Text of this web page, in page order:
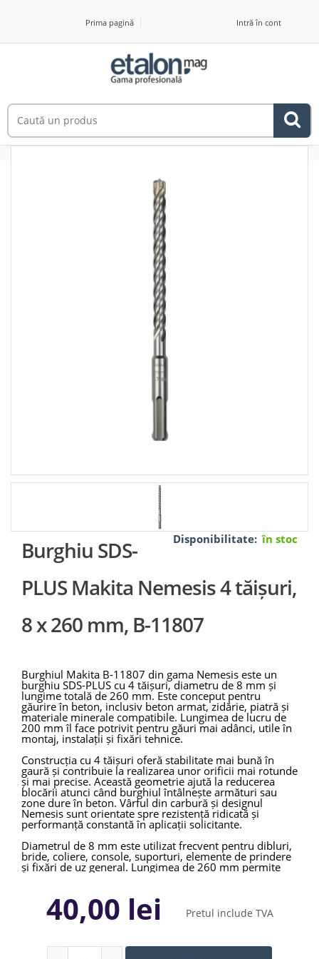
Prima pagină Intră în cont
Disponibilitate: în stoc
Burghiu SDS-
PLUS Makita Nemesis 4 tăișuri,
8 x 260 mm, B-11807
Burghiul Makita B-11807 din gama Nemesis este un
burghiu SDS-PLUS cu 4 tăișuri, diametru de 8 mm și
lungime totală de 260 mm. Este conceput pentru
găurire în beton, inclusiv beton armat, zidărie, piatră și
materiale minerale compatibile. Lungimea de lucru de
200 mm îl face potrivit pentru găuri mai adânci, utile în
montaj, instalații și fixări tehnice.
Construcția cu 4 tăișuri oferă stabilitate mai bună în
gaură și contribuie la realizarea unor orificii mai rotunde
și mai precise. Această geometrie ajută la reducerea
blocării atunci când burghiul întâlnește armături sau
zone dure în beton. Vârful din carbură și designul
Nemesis sunt orientate spre rezistență ridicată și
performanță constantă în aplicații solicitante.
Diametrul de 8 mm este utilizat frecvent pentru dibluri,
bride, coliere, console, suporturi, elemente de prindere
și fixări de uz general. Lungimea de 260 mm permite
burghiului ajută la evacuarea prafului și la menținerea
vitezei de găurire.
instalații, renovări și montaj profesional. Pentru
40,00 lei Pretul include TVA